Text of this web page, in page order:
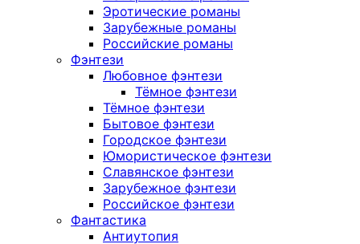
Эротические романы
Зарубежные романы
Российские романы
Фэнтези
Любовное фэнтези
Тёмное фэнтези
Тёмное фэнтези
Бытовое фэнтези
Городское фэнтези
Юмористическое фэнтези
Славянское фэнтези
Зарубежное фэнтези
Российское фэнтези
Фантастика
Антиутопия